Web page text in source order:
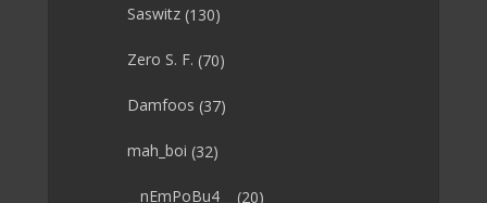
Saswitz (130)
Zero S. F. (70)
Damfoos (37)
mah_boi (32)
__nEmPoBu4__ (20)